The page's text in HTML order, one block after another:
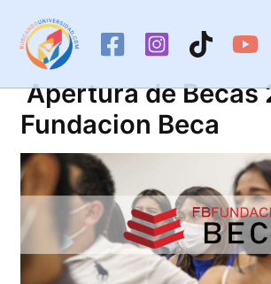
contenido
Apertura de Becas
Fundacion Beca